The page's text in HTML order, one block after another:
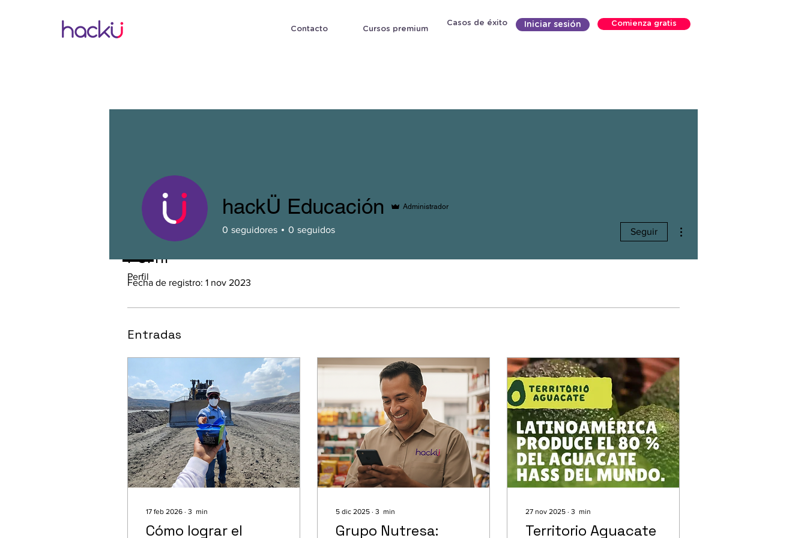
Contacto Cursos premium
Casos de éxito Iniciar sesión Comienza gratis
Perfil
Fecha de registro: 1 nov 2023
Entradas
17 feb 2026 ∙ 3 min
Cómo lograr el
5 dic 2025 ∙ 3 min
Grupo Nutresa:
27 nov 2025 ∙ 3 min
Territorio Aguacate
hackÜ Educación Administrador
0 seguidores 0 seguidos Seguir
Perfil